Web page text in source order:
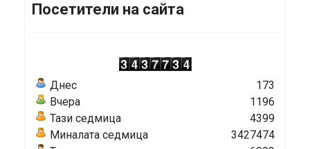
Посетители на сайта
Днес
Вчера
Тази седмица
Миналата седмица
173
1196
4399
3427474